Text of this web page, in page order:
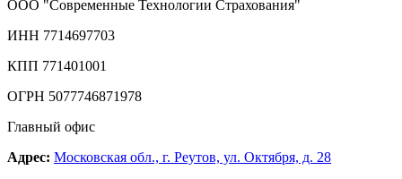
ООО "Современные Технологии Страхования"
ИНН 7714697703
КПП 771401001
ОГРН 5077746871978
Главный офис
Адрес: Московская обл., г. Реутов, ул. Октября, д. 28